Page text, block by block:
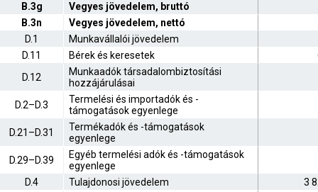
B.3g
Vegyes jövedelem, bruttó
B.3n
Vegyes jövedelem, nettó
D.1
Munkavállalói jövedelem
D.11
Bérek és keresetek
D.12
Munkaadók társadalombiztosítási
hozzájárulásai
D.2–D.3
Termelési és importadók és -
támogatások egyenlege
D.21–D.31
Termékadók és -támogatások
egyenlege
D.29–D.39
Egyéb termelési adók és -támogatások
egyenlege
D.4
Tulajdonosi jövedelem
3